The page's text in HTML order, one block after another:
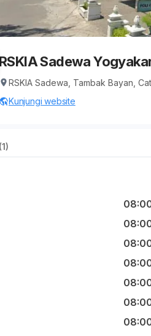
RSKIA Sadewa
RSKIA Sadewa, Tambak Bayan,
Kunjungi website